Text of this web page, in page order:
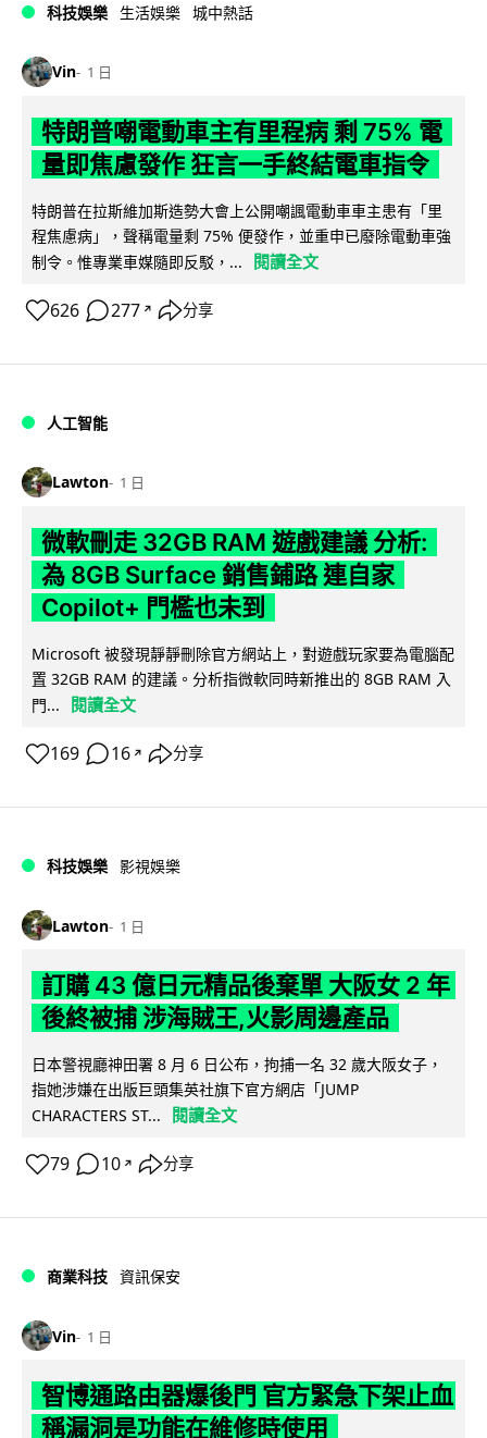
科技娛樂 生活娛樂 城中熱話
Vin 1 日
特朗普嘲電動車主有里程病 剩 75% 電
量即焦慮發作 狂言一手終結電車指令
特朗普在拉斯維加斯造勢大會上公開嘲諷電動車車主患有「里
程焦慮病」，聲稱電量剩 75% 便發作，並重申已廢除電動車強
制令。惟專業車媒隨即反駁，...
閱讀全文
626 277 ↗ 分享
人工智能
Lawton 1 日
微軟刪走 32GB RAM 遊戲建議 分析:
為 8GB Surface 銷售鋪路 連自家
Copilot+ 門檻也未到
Microsoft 被發現靜靜刪除官方網站上，對遊戲玩家要為電腦配
置 32GB RAM 的建議。分析指微軟同時新推出的 8GB RAM 入
門...
閱讀全文
169 16 ↗ 分享
科技娛樂 影視娛樂
Lawton 1 日
訂購 43 億日元精品後棄單 大阪女 2 年
後終被捕 涉海賊王,火影周邊產品
日本警視廳神田署 8 月 6 日公布，拘捕一名 32 歲大阪女子，
指她涉嫌在出版巨頭集英社旗下官方網店「JUMP
CHARACTERS ST...
閱讀全文
79 10 ↗ 分享
商業科技 資訊保安
Vin 1 日
智博通路由器爆後門 官方緊急下架止血
稱漏洞是功能在維修時使用